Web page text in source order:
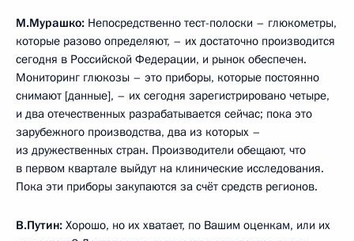
М.Мурашко: Непосредственно тест-полоски – глюкометры,
которые разово определяют, – их достаточно производится
сегодня в Российской Федерации, и рынок обеспечен.
Мониторинг глюкозы – это приборы, которые постоянно
снимают [данные], – их сегодня зарегистрировано четыре,
и два отечественных разрабатывается сейчас; пока это
зарубежного производства, два из которых –
из дружественных стран. Производители обещают, что
в первом квартале выйдут на клинические исследования.
Пока эти приборы закупаются за счёт средств регионов.
В.Путин: Хорошо, но их хватает, по Вашим оценкам, или их